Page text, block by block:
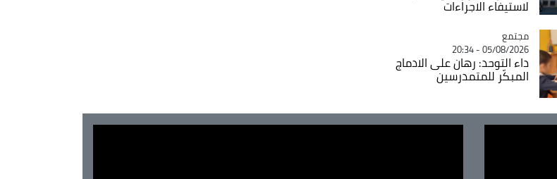
لاستيفاء الاجراءات
Catégorie
مجتمع
05/08/2026 - 20:34
داء التوحد: رهان على الادماج
المبكّر للمتمدرسين